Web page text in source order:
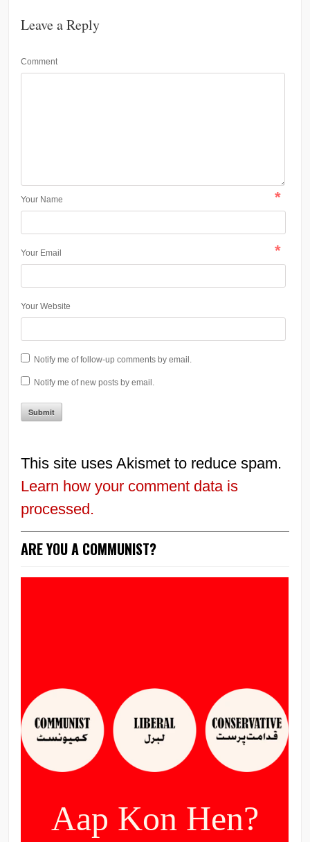
Leave a Reply
Comment
Your Name *
Your Email *
Your Website
Notify me of follow-up comments by email.
Notify me of new posts by email.
This site uses Akismet to reduce spam.
Learn how your comment data is
processed.
ARE YOU A COMMUNIST?